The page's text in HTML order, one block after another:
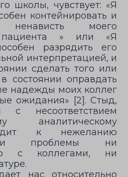
школы, чувствует: «Я
контейнировать и
ненависть моего
пациента » или «Я
разрядить его
интерпретацией, и
сделать того или
состоянии оправдать
надежды моих коллег
ожидания» [2]. Стыд,
с несоответствием
аналитическому
к нежеланию
проблемы ни
с коллегами, ни
нас относительно